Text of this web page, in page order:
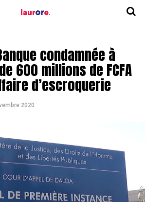
condamnée à
600 millions de FCFA
d’escroquerie
2020